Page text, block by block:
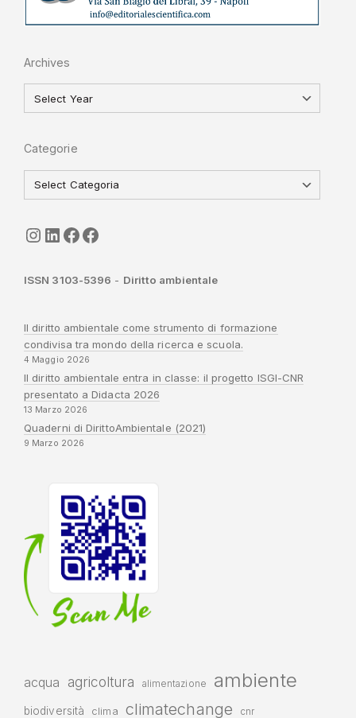
Archives
Categorie
seguici
LinkedIn
ISGI-CNRSapienza
ISSN 3103-5396 - Diritto ambientale
Il diritto ambientale come strumento di formazione
condivisa tra mondo della ricerca e scuola.
4 Maggio 2026
Il diritto ambientale entra in classe: il progetto ISGI-CNR
presentato a Didacta 2026
13 Marzo 2026
Quaderni di DirittoAmbientale (2021)
9 Marzo 2026
acqua agricoltura alimentazione ambiente
biodiversità clima climatechange cnr